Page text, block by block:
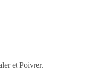
et Poivrer.